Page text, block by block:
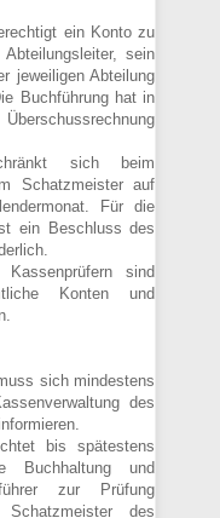
ein Konto zu
sein
jeweiligen Abteilung
Buchführung hat in
sich beim
Schatzmeister auf
Für die
ein Beschluss des
sind
Konten und
sich mindestens
des
bis spätestens
Buchhaltung und
zur Prüfung
des